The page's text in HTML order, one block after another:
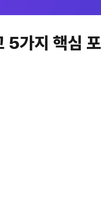
5가지 핵심